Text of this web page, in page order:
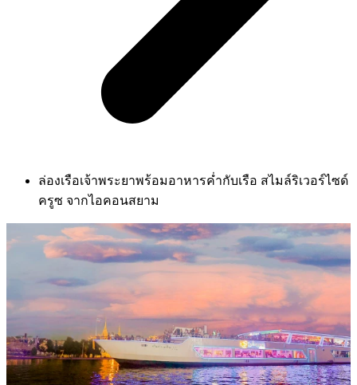
ล่องเรือเจ้าพระยาพร้อมอาหารค่ำกับเรือ สไมล์ริเวอร์ไซด์
ครูซ จากไอคอนสยาม